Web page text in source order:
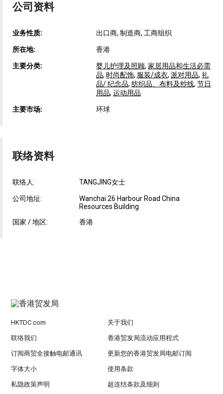
公司资料
业务性质: 出口商, 制造商, 工商组织
所在地: 香港
主要分类: 婴儿护理及照顾, 家居用品和生活必需
品, 时尚配饰, 服装/成衣, 派对用品, 礼
品/ 纪念品, 纺织品、布料及纱线, 节日
用品, 运动用品
主要市场: 环球
联络资料
联络人: TANGJING女士
公司地址:
Wanchai 26 Harbour Road China
Resources Building
国家 / 地区:
香港
HKTDC.com 关于我们
联络我们 香港贸发局流动应用程式
订阅商贸全接触电邮通讯 更新您的香港贸发局电邮订阅
字体大小 使用条款
私隐政策声明 超连结条款及细则